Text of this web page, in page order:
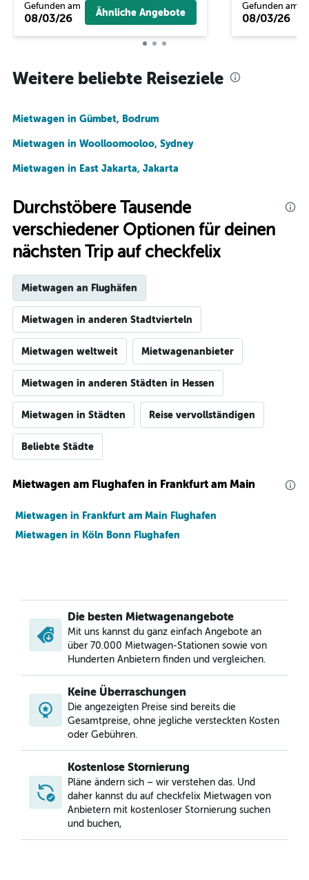
Gefunden am
08/03/26 Ähnliche Angebote
Gefunden am
08/03/26
Weitere beliebte Reiseziele
Mietwagen in Gümbet, Bodrum
Mietwagen in Woolloomooloo, Sydney
Mietwagen in East Jakarta, Jakarta
Durchstöbere Tausende
verschiedener Optionen für deinen
nächsten Trip auf checkfelix
Mietwagen an Flughäfen
Mietwagen in anderen Stadtvierteln
Mietwagen weltweit Mietwagenanbieter
Mietwagen in anderen Städten in Hessen
Mietwagen in Städten Reise vervollständigen
Beliebte Städte
Mietwagen am Flughafen in Frankfurt am Main
Mietwagen in Frankfurt am Main Flughafen
Mietwagen in Köln Bonn Flughafen
Die besten Mietwagenangebote
Mit uns kannst du ganz einfach Angebote an
über 70.000 Mietwagen-Stationen sowie von
Hunderten Anbietern finden und vergleichen.
Keine Überraschungen
Die angezeigten Preise sind bereits die
Gesamtpreise, ohne jegliche versteckten Kosten
oder Gebühren.
Kostenlose Stornierung
Pläne ändern sich – wir verstehen das. Und
daher kannst du auf checkfelix Mietwagen von
Anbietern mit kostenloser Stornierung suchen
und buchen,